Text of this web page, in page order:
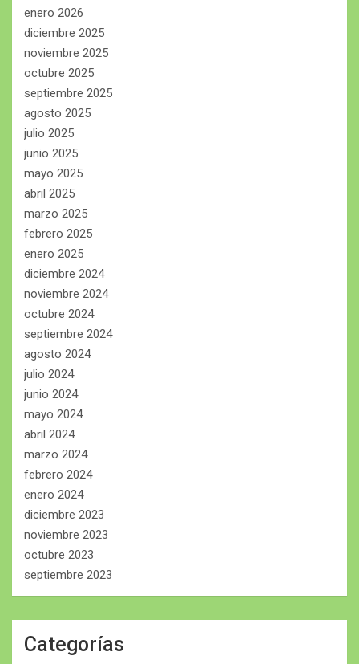
enero 2026
diciembre 2025
noviembre 2025
octubre 2025
septiembre 2025
agosto 2025
julio 2025
junio 2025
mayo 2025
abril 2025
marzo 2025
febrero 2025
enero 2025
diciembre 2024
noviembre 2024
octubre 2024
septiembre 2024
agosto 2024
julio 2024
junio 2024
mayo 2024
abril 2024
marzo 2024
febrero 2024
enero 2024
diciembre 2023
noviembre 2023
octubre 2023
septiembre 2023
Categorías